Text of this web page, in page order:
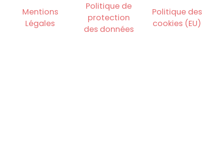
Mentions
Légales
Politique de
protection
des données
Politique des
cookies (EU)